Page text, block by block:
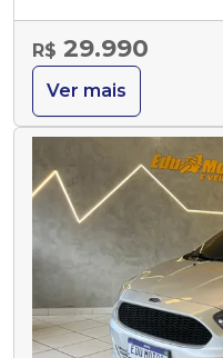
R$ 29.990
Ver mais